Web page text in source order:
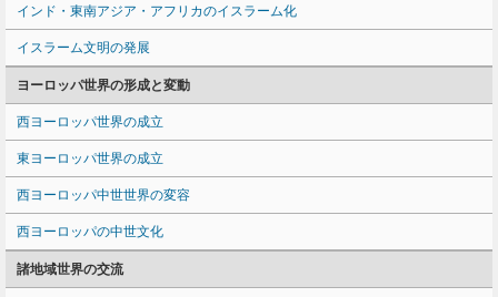
インド・東南アジア・アフリカのイスラーム化
イスラーム文明の発展
ヨーロッパ世界の形成と変動
西ヨーロッパ世界の成立
東ヨーロッパ世界の成立
西ヨーロッパ中世世界の変容
西ヨーロッパの中世文化
諸地域世界の交流